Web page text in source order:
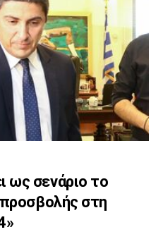
Τότεναμ
Μπενφίκα
ως σενάριο το
στη